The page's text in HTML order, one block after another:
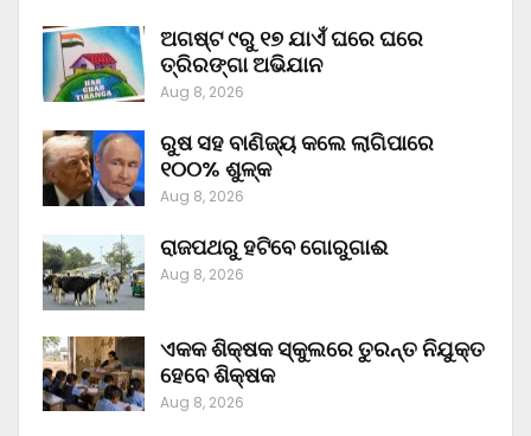
ଅଗଷ୍ଟ ୯ରୁ ୧୭ ଯାଏଁ ଘରେ ଘରେ
ତ୍ରିରଙ୍ଗା ଅଭିଯାନ
Aug 8, 2026
ରୁଷ ସହ ବାଣିଜ୍ୟ କଲେ ଲାଗିପାରେ
୧୦୦% ଶୁଳ୍କ
Aug 8, 2026
ରାଜପଥରୁ ହଟିବେ ଗୋରୁଗାଈ
Aug 8, 2026
ଏକକ ଶିକ୍ଷକ ସ୍କୁଲରେ ତୁରନ୍ତ ନିଯୁକ୍ତ
ହେବେ ଶିକ୍ଷକ
Aug 8, 2026